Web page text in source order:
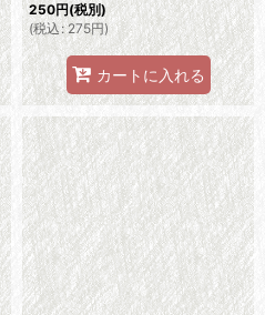
250円(税別)
(税込 : 275円)
カートに入れる